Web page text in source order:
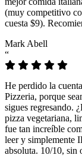
(muy competitivo
cuesta $9).
Mark Abell
“
He perdido la
Pizzeria, porque
sigues regresando.
pizza vegetariana,
fue tan increíble
leer y simplemente
absoluta. 10/10, sin